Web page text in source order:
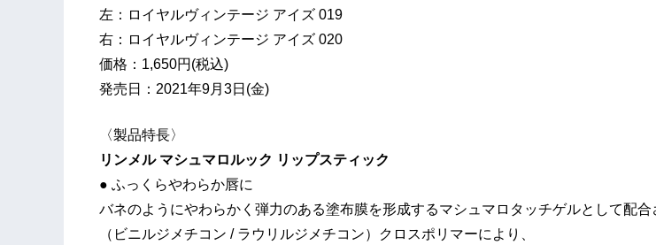
左：ロイヤルヴィンテージ アイズ 019
右：ロイヤルヴィンテージ アイズ 020
価格：1,650円(税込)
発売日：2021年9月3日(金)
〈製品特長〉
リンメル マシュマロルック リップスティック
● ふっくらやわらか唇に
バネのようにやわらかく弾力のある塗布膜を形成するマシュマロタッチゲルとして配合
（ビニルジメチコン / ラウリルジメチコン）クロスポリマーにより、